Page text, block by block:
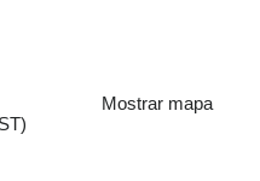
Mostrar mapa